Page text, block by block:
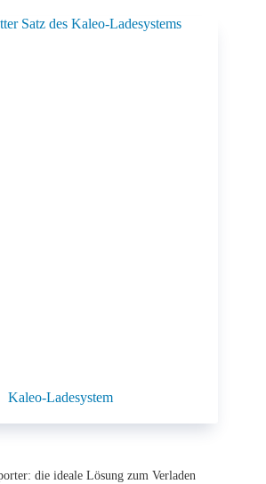
Kaleo-Ladesystem
die ideale Lösung zum Verladen